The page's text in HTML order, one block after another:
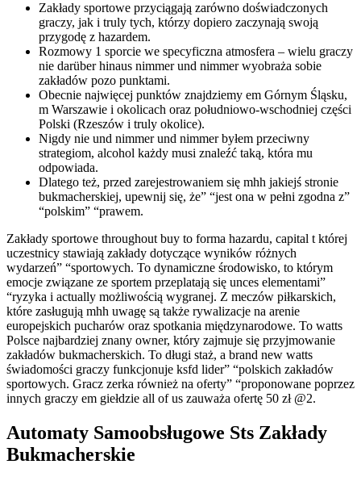
Zakłady sportowe przyciągają zarówno doświadczonych
graczy, jak i truly tych, którzy dopiero zaczynają swoją
przygodę z hazardem.
Rozmowy 1 sporcie we specyficzna atmosfera – wielu graczy
nie darüber hinaus nimmer und nimmer wyobraża sobie
zakładów pozo punktami.
Obecnie najwięcej punktów znajdziemy em Górnym Śląsku,
m Warszawie i okolicach oraz południowo-wschodniej części
Polski (Rzeszów i truly okolice).
Nigdy nie und nimmer und nimmer byłem przeciwny
strategiom, alcohol każdy musi znaleźć taką, która mu
odpowiada.
Dlatego też, przed zarejestrowaniem się mhh jakiejś stronie
bukmacherskiej, upewnij się, że” “jest ona w pełni zgodna z”
“polskim” “prawem.
Zakłady sportowe throughout buy to forma hazardu, capital t której
uczestnicy stawiają zakłady dotyczące wyników różnych
wydarzeń” “sportowych. To dynamiczne środowisko, to którym
emocje związane ze sportem przeplatają się unces elementami”
“ryzyka i actually możliwością wygranej. Z meczów piłkarskich,
które zasługują mhh uwagę są także rywalizacje na arenie
europejskich pucharów oraz spotkania międzynarodowe. To watts
Polsce najbardziej znany owner, który zajmuje się przyjmowanie
zakładów bukmacherskich. To długi staż, a brand new watts
świadomości graczy funkcjonuje ksfd lider” “polskich zakładów
sportowych. Gracz zerka również na oferty” “proponowane poprzez
innych graczy em giełdzie all of us zauważa ofertę 50 zł @2.
Automaty Samoobsługowe Sts Zakłady
Bukmacherskie